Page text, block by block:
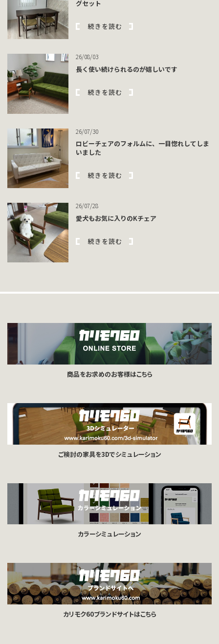
グセット
続きを読む
26/08/03
長く使い続けられるのが嬉しいです
続きを読む
26/07/30
ロビーチェアのフォルムに、一目惚れしてしま
いました
続きを読む
26/07/28
愛犬もお気に入りのKチェア
続きを読む
商品をお求めのお客様はこちら
ご検討の家具を3Dでシミュレーション
カラーシミュレーション
カリモク60ブランドサイトはこちら